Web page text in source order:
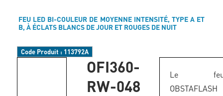
FEU LED BI-COULEUR DE MOYENNE INTENSITÉ, TYPE A ET
B, À ÉCLATS BLANCS DE JOUR ET ROUGES DE NUIT
Code Produit : 113792A
OFI360-
RW-048
Le
OBSTAFLASH